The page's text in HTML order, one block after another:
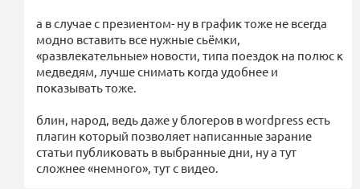
а в случае с презиентом- ну в график тоже не всегда
модно вставить все нужные сьёмки,
«развлекательные» новости, типа поездок на полюс к
медведям, лучше снимать когда удобнее и
показывать тоже.
блин, народ, ведь даже у блогеров в wordpress есть
плагин который позволяет написанные зарание
статьи публиковать в выбранные дни, ну а тут
сложнее «немного», тут с видео.